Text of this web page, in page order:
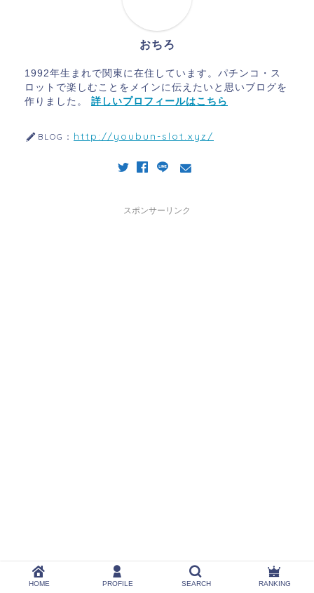
おちろ
1992年生まれで関東に在住しています。パチンコ・ス
ロットで楽しむことをメインに伝えたいと思いブログを
作りました。 詳しいプロフィールはこちら
BLOG： http://youbun-slot.xyz/
スポンサーリンク
HOME PROFILE SEARCH RANKING